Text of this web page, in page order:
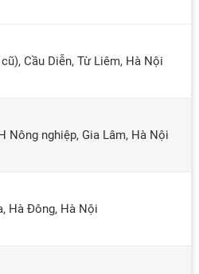
Cầu Diễn, Từ Liêm, Hà Nội
Nông nghiệp, Gia Lâm, Hà Nội
Hà Đông, Hà Nội